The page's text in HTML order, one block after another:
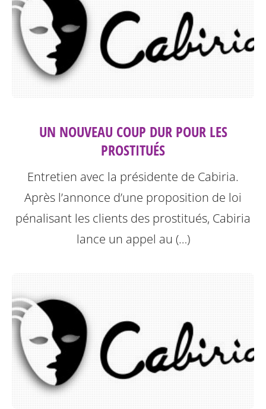
UN NOUVEAU COUP DUR POUR LES
PROSTITUÉS
Entretien avec la présidente de Cabiria.
Après l’annonce d’une proposition de loi
pénalisant les clients des prostitués, Cabiria
lance un appel au (…)